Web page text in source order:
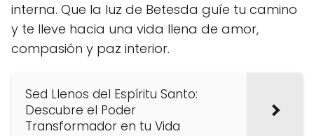
interna. Que la luz de Betesda guíe tu camino
y te lleve hacia una vida llena de amor,
compasión y paz interior.
Sed Llenos del Espíritu Santo:
Descubre el Poder
Transformador en tu Vida